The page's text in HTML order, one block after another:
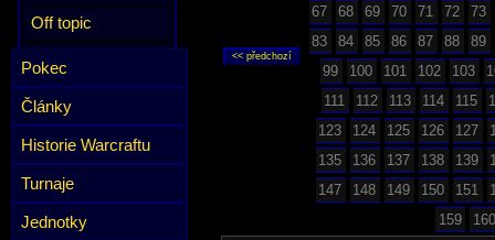
Off topic
Pokec
Články
Historie Warcraftu
Turnaje
Jednotky
67
68 69 70 71 72
73
83
84 85 86 87 88
89
99
100 101 102 103
111
112 113 114 115
123
124 125 126 127
135
136 137 138 139
147
148 149 150 151
159
160